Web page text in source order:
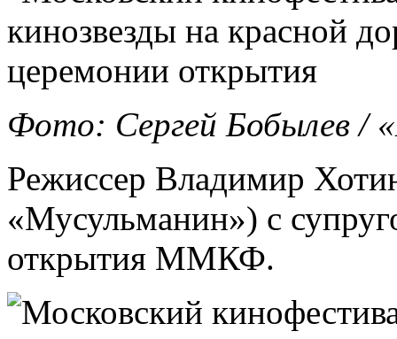
Фото: Сергей Бобылев /
Режиссер Владимир
«Мусульманин») c
открытия ММКФ.